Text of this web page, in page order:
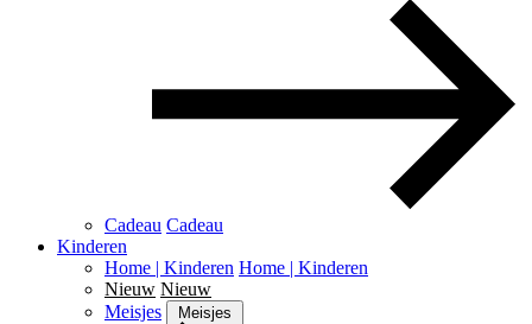
Cadeau Cadeau
Kinderen
Home | Kinderen Home | Kinderen
Nieuw Nieuw
Meisjes
Meisjes